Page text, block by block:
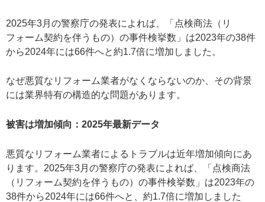
2025年3月の警察庁の発表によれば、「点検商法（リ
フォーム契約を伴うもの）の事件検挙数」は2023年の38件
から2024年には66件へと約1.7倍に増加しました。
なぜ悪質なリフォーム業者がなくならないのか、その背景
には業界特有の構造的な問題があります。
被害は増加傾向：2025年最新データ
悪質なリフォーム業者によるトラブルは近年増加傾向にあ
ります。2025年3月の警察庁の発表によれば、「点検商法
（リフォーム契約を伴うもの）の事件検挙数」は2023年の
38件から2024年には66件へと、約1.7倍に増加しました